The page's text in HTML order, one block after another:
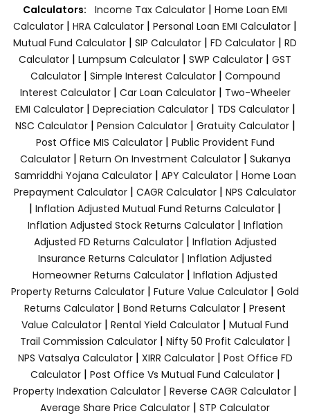
Calculators: Income Tax Calculator | Home Loan EMI
Calculator | HRA Calculator | Personal Loan EMI Calculator |
Mutual Fund Calculator | SIP Calculator | FD Calculator | RD
Calculator | Lumpsum Calculator | SWP Calculator | GST
Calculator| Simple Interest Calculator| Compound
Interest Calculator| Car Loan Calculator| Two-Wheeler
EMI Calculator| Depreciation Calculator| TDS Calculator|
NSC Calculator| Pension Calculator| Gratuity Calculator|
Post Office MIS Calculator| Public Provident Fund
Calculator| Return On Investment Calculator| Sukanya
Samriddhi Yojana Calculator| APY Calculator| Home Loan
Prepayment Calculator | CAGR Calculator | NPS Calculator
| Inflation Adjusted Mutual Fund Returns Calculator |
Inflation Adjusted Stock Returns Calculator| Inflation
Adjusted FD Returns Calculator| Inflation Adjusted
Insurance Returns Calculator | Inflation Adjusted
Homeowner Returns Calculator | Inflation Adjusted
Property Returns Calculator | Future Value Calculator | Gold
Returns Calculator | Bond Returns Calculator | Present
Value Calculator | Rental Yield Calculator | Mutual Fund
Trail Commission Calculator| Nifty 50 Profit Calculator|
NPS Vatsalya Calculator| XIRR Calculator| Post Office FD
Calculator| Post Office Vs Mutual Fund Calculator|
Property Indexation Calculator | Reverse CAGR Calculator |
Average Share Price Calculator | STP Calculator